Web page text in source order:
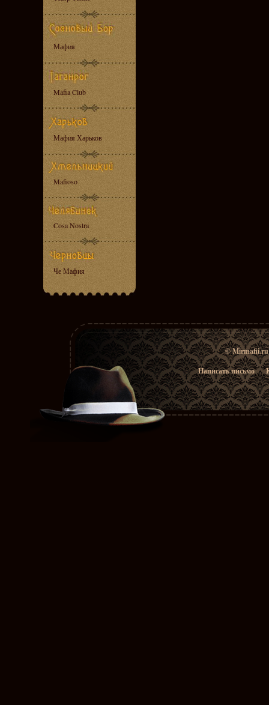
Мафия
Mafia Club
Мафия Харьков
Mafioso
Cosa Nostra
Че Мафия
© Mirmafii.ru
Написать письмо